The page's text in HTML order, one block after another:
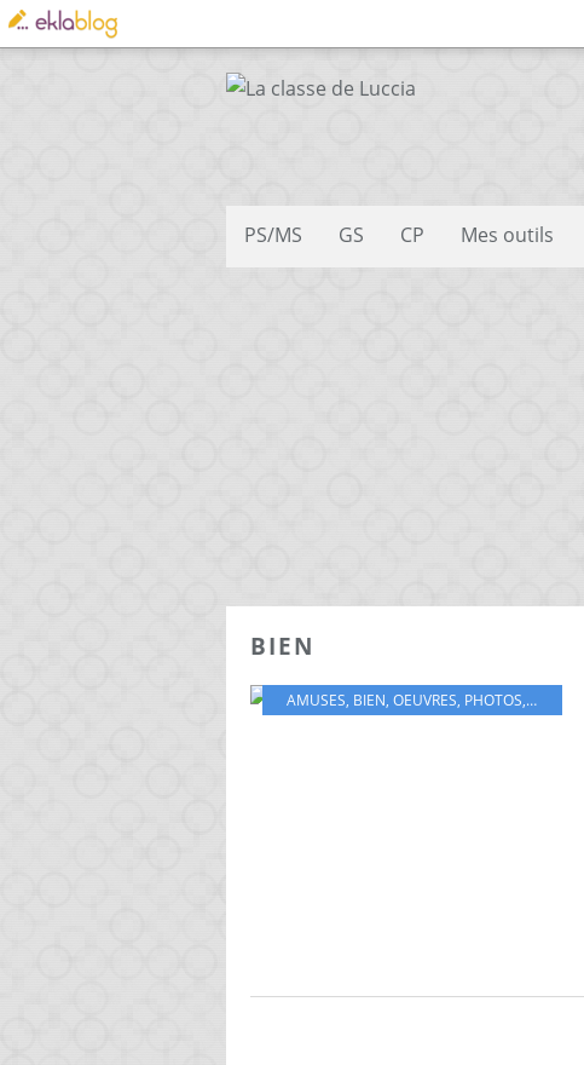
PS/MS GS CP Mes outils
BIEN
AMUSES, BIEN, OEUVRES, PHOTOS, SOMMES